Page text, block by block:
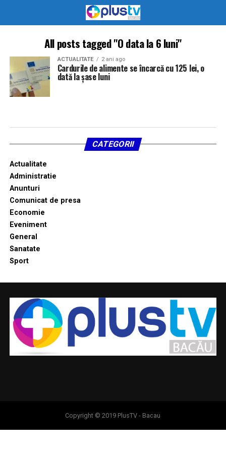
All posts tagged "O data la 6 luni"
ACTUALITATE 2 ani ago
Cardurile de alimente se încarcă cu 125 lei, o
dată la șase luni
CATEGORII
Actualitate
Administratie
Anunturi
Comunicat de presa
Economie
Eveniment
General
Sanatate
Sport
Copyright © 2019 PlusTV - Bacau